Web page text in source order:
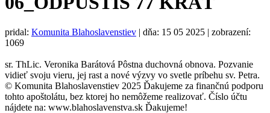
pridal: Komunita Blahoslavenstiev | dňa: 15 05 2025 | zobrazení:
1069
sr. ThLic. Veronika Barátová Pôstna duchovná obnova. Pozvanie
vidieť svoju vieru, jej rast a nové výzvy vo svetle príbehu sv. Petra.
© Komunita Blahoslavenstiev 2025 Ďakujeme za finančnú podporu
tohto apoštolátu, bez ktorej ho nemôžeme realizovať. Číslo účtu
nájdete na: www.blahoslavenstva.sk Ďakujeme!